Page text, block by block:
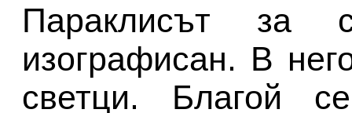
Параклисът
изографисан. В
светци. Благой